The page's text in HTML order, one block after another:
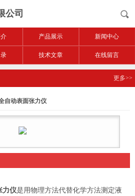
公司
产品展示 新闻中心
技术文章 在线留言
更多>>
自动表面张力仪
力仪是用物理方法代替化学方法测定液